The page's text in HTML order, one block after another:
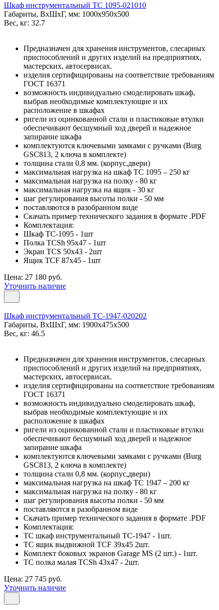
Шкаф инструментальный ТС 1095-021010
Габариты, ВxШxГ, мм: 1000x950x500
Вес, кг: 32.7
Предназначен для хранения инструментов, слесарных
приспособлений и других изделий на предприятиях,
мастерских, автосервисах.
изделия сертифицированы на соответствие требованиям
ГОСТ 16371
возможность индивидуально смоделировать шкаф,
выбрав необходимые комплектующие и их
расположение в шкафах
ригели из оцинкованной стали и пластиковые втулки
обеспечивают бесшумный ход дверей и надежное
запирание шкафа
комплектуются ключевыми замками с ручками (Burg
GSC813, 2 ключа в комплекте)
толщина стали 0,8 мм. (корпус,двери)
максимальная нагрузка на шкаф ТС 1095 – 250 кг
максимальная нагрузка на полку - 80 кг
максимальная нагрузка на ящик - 30 кг
шаг регулирования высоты полки - 50 мм
поставляются в разобранном виде
Скачать пример технического задания в формате .PDF
Комплектация:
Шкаф TC-1095 - 1шт
Полка TCSh 95х47 - 1шт
Экран TCS 50x43 - 2шт
Ящик TCF 87x45 - 1шт
Цена: 27 180 руб.
Уточнить наличие
Шкаф инструментальный TC-1947-020202
Габариты, ВxШxГ, мм: 1900x475x500
Вес, кг: 46.5
Предназначен для хранения инструментов, слесарных
приспособлений и других изделий на предприятиях,
мастерских, автосервисах.
изделия сертифицированы на соответствие требованиям
ГОСТ 16371
возможность индивидуально смоделировать шкаф,
выбрав необходимые комплектующие и их
расположение в шкафах
ригели из оцинкованной стали и пластиковые втулки
обеспечивают бесшумный ход дверей и надежное
запирание шкафа
комплектуются ключевыми замками с ручками (Burg
GSC813, 2 ключа в комплекте)
толщина стали 0,8 мм. (корпус,двери)
максимальная нагрузка на шкаф ТС 1947 – 200 кг
максимальная нагрузка на полку - 80 кг
шаг регулирования высоты полки - 50 мм
поставляются в разобранном виде
Скачать пример технического задания в формате .PDF
Комплектация:
TC шкаф инструментальный TC-1947 - 1шт.
TC ящик выдвижной TCF 39x45 2шт.
Комплект боковых экранов Garage MS (2 шт.) - 1шт.
TC полка малая TCSh 43х47 - 2шт.
Цена: 27 745 руб.
Уточнить наличие